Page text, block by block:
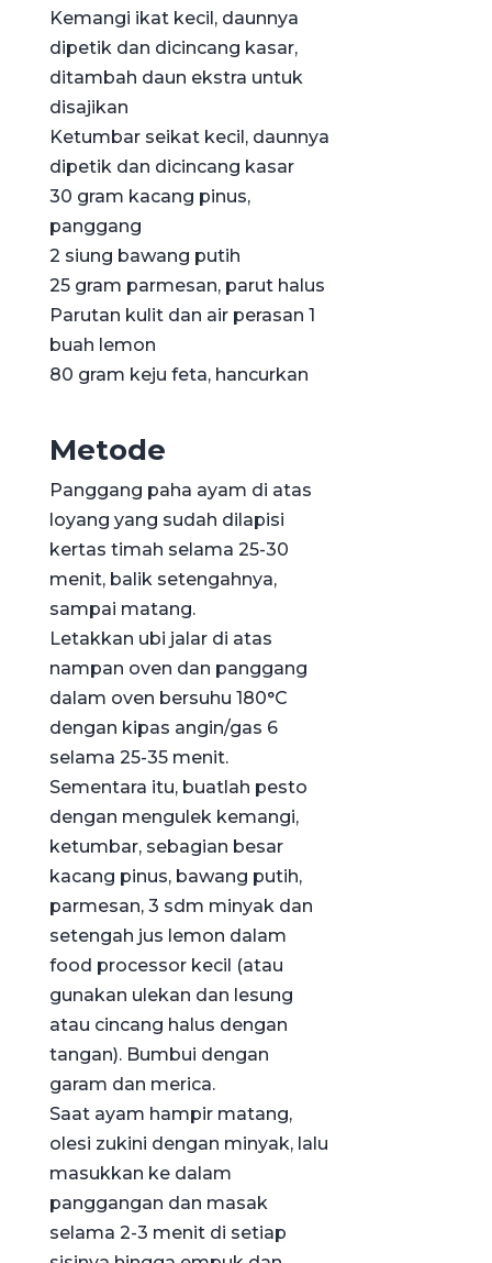
Kemangi ikat kecil, daunnya
dipetik dan dicincang kasar,
ditambah daun ekstra untuk
disajikan
Ketumbar seikat kecil, daunnya
dipetik dan dicincang kasar
30 gram kacang pinus,
panggang
2 siung bawang putih
25 gram parmesan, parut halus
Parutan kulit dan air perasan 1
buah lemon
80 gram keju feta, hancurkan
Metode
Panggang paha ayam di atas
loyang yang sudah dilapisi
kertas timah selama 25-30
menit, balik setengahnya,
sampai matang.
Letakkan ubi jalar di atas
nampan oven dan panggang
dalam oven bersuhu 180°C
dengan kipas angin/gas 6
selama 25-35 menit.
Sementara itu, buatlah pesto
dengan mengulek kemangi,
ketumbar, sebagian besar
kacang pinus, bawang putih,
parmesan, 3 sdm minyak dan
setengah jus lemon dalam
food processor kecil (atau
gunakan ulekan dan lesung
atau cincang halus dengan
tangan). Bumbui dengan
garam dan merica.
Saat ayam hampir matang,
olesi zukini dengan minyak, lalu
masukkan ke dalam
panggangan dan masak
selama 2-3 menit di setiap